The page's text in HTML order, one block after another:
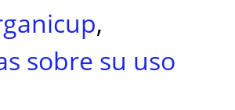
,
sobre su uso